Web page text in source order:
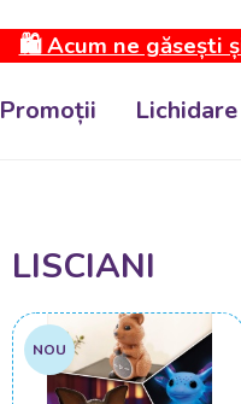
🛍️ Acum ne găsești
Promoții
LISCIANI
NOU